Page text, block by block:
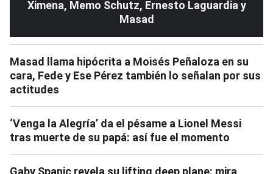
Ximena, Memo Schutz, Ernesto Laguardia y
Masad
Masad llama hipócrita a Moisés Peñaloza en su
cara, Fede y Ese Pérez también lo señalan por sus
actitudes
‘Venga la Alegría’ da el pésame a Lionel Messi
tras muerte de su papá: así fue el momento
Gaby Spanic revela su lifting deep plane: mira